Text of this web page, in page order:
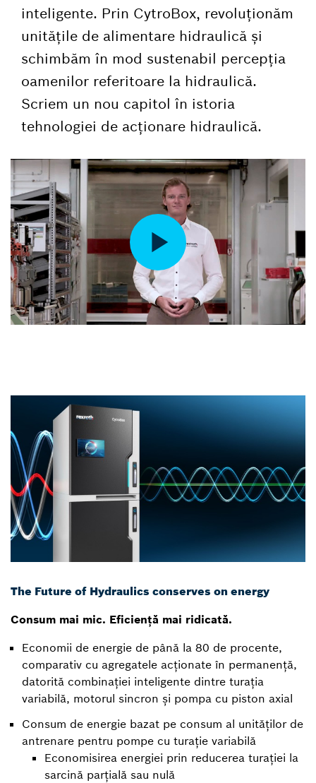
inteligente. Prin CytroBox, revoluționăm
unitățile de alimentare hidraulică și
schimbăm în mod sustenabil percepția
oamenilor referitoare la hidraulică.
Scriem un nou capitol în istoria
tehnologiei de acționare hidraulică.
The Future of Hydraulics conserves on energy
Consum mai mic. Eficiență mai ridicată.
Economii de energie de până la 80 de procente,
comparativ cu agregatele acționate în permanență,
datorită combinației inteligente dintre turația
variabilă, motorul sincron și pompa cu piston axial
Consum de energie bazat pe consum al unităților de
antrenare pentru pompe cu turație variabilă
Economisirea energiei prin reducerea turației la
sarcină parțială sau nulă